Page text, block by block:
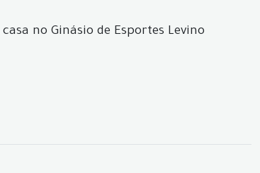
no Ginásio de Esportes Levino